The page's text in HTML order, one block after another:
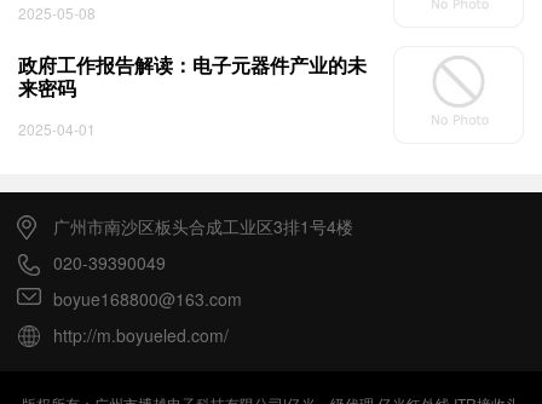
2025-05-08
政府工作报告解读：电子元器件产业的未
来密码
2025-04-01
广州市南沙区板头合成工业区3排1号4楼
020-39390049
boyue168800@163.com
http://m.boyueled.com/